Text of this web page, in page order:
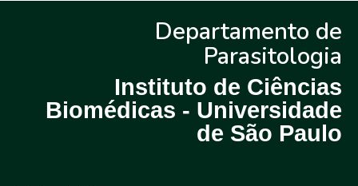
Departamento de
Parasitologia
Instituto de Ciências
Biomédicas - Universidade
de São Paulo